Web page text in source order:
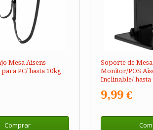
Mesa Aisens
para PC/ hasta 10kg
Comprar
Soporte de
Monitor/POS
Inclinable/ hasta
9,99 €